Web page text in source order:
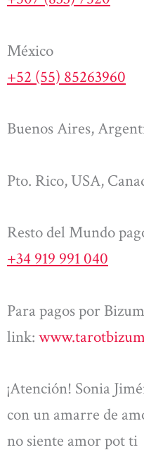
México
+52 (55) 85263960
Buenos Aires,
Pto. Rico, USA,
Resto del Mundo
+34 919 991 040
Para pagos por
link:
¡Atención! Sonia
con un amarre de
no siente amor pot ti